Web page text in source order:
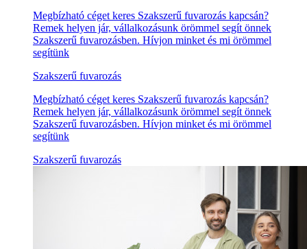
Megbízható céget keres Szakszerű fuvarozás kapcsán?
Remek helyen jár, vállalkozásunk örömmel segít önnek
Szakszerű fuvarozásben. Hívjon minket és mi örömmel
segítünk
Szakszerű fuvarozás
Megbízható céget keres Szakszerű fuvarozás kapcsán?
Remek helyen jár, vállalkozásunk örömmel segít önnek
Szakszerű fuvarozásben. Hívjon minket és mi örömmel
segítünk
Szakszerű fuvarozás